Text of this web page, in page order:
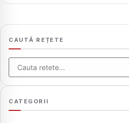
CAUTĂ REȚETE
CATEGORII